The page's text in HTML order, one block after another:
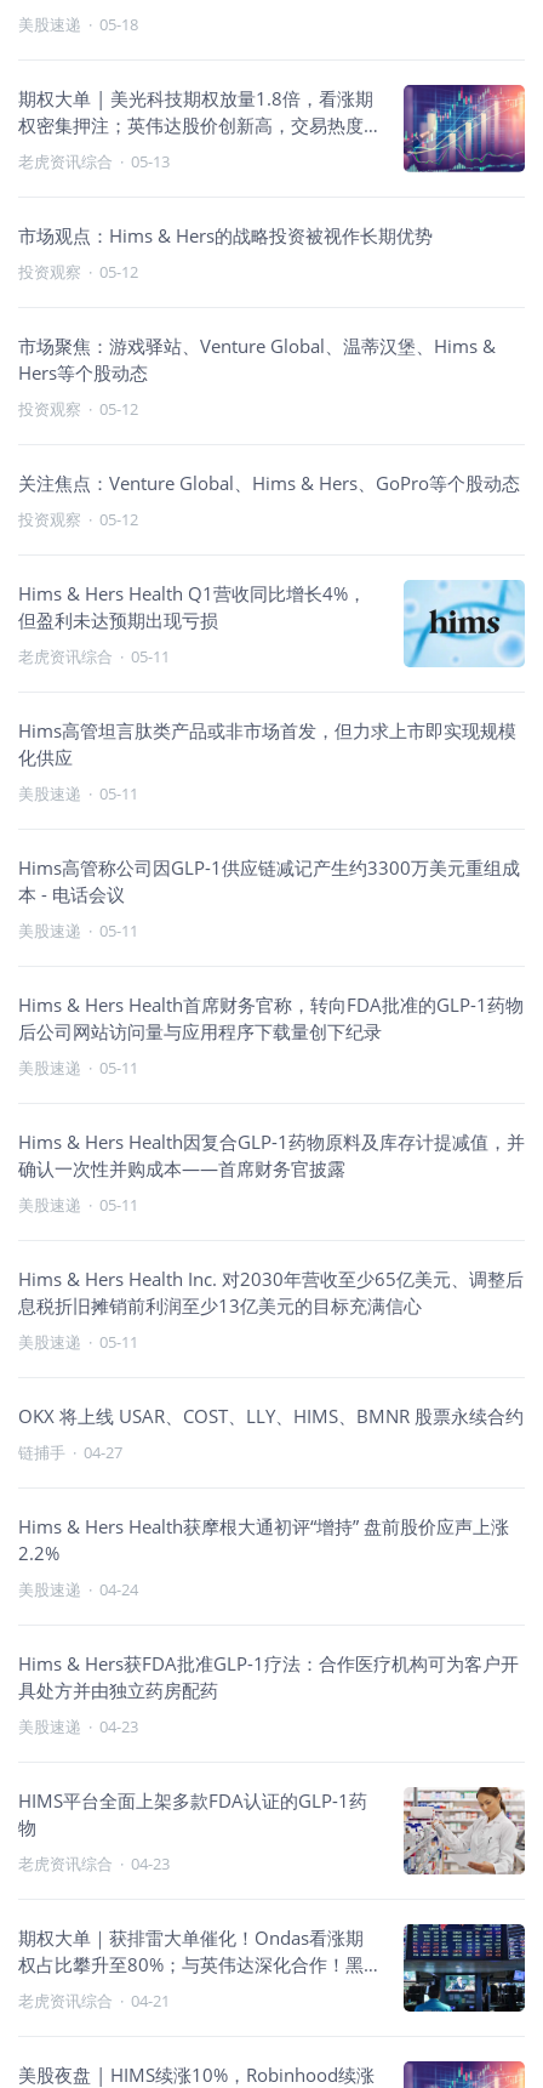
美股速递 · 05-18
期权大单 | 美光科技期权放量1.8倍，看涨期
权密集押注；英伟达股价创新高，交易热度
攀升
老虎资讯综合 · 05-13
市场观点：Hims & Hers的战略投资被视作长期优势
投资观察 · 05-12
市场聚焦：游戏驿站、Venture Global、温蒂汉堡、Hims &
Hers等个股动态
投资观察 · 05-12
关注焦点：Venture Global、Hims & Hers、GoPro等个股动态
投资观察 · 05-12
Hims & Hers Health Q1营收同比增长4%，
但盈利未达预期出现亏损
老虎资讯综合 · 05-11
Hims高管坦言肽类产品或非市场首发，但力求上市即实现规模
化供应
美股速递 · 05-11
Hims高管称公司因GLP-1供应链减记产生约3300万美元重组成
本 - 电话会议
美股速递 · 05-11
Hims & Hers Health首席财务官称，转向FDA批准的GLP-1药物
后公司网站访问量与应用程序下载量创下纪录
美股速递 · 05-11
Hims & Hers Health因复合GLP-1药物原料及库存计提减值，并
确认一次性并购成本——首席财务官披露
美股速递 · 05-11
Hims & Hers Health Inc. 对2030年营收至少65亿美元、调整后
息税折旧摊销前利润至少13亿美元的目标充满信心
美股速递 · 05-11
OKX 将上线 USAR、COST、LLY、HIMS、BMNR 股票永续合约
链捕手 · 04-27
Hims & Hers Health获摩根大通初评“增持” 盘前股价应声上涨
2.2%
美股速递 · 04-24
Hims & Hers获FDA批准GLP-1疗法：合作医疗机构可为客户开
具处方并由独立药房配药
美股速递 · 04-23
HIMS平台全面上架多款FDA认证的GLP-1药
物
老虎资讯综合 · 04-23
期权大单｜获排雷大单催化！Ondas看涨期
权占比攀升至80%；与英伟达深化合作！黑
莓股价飙升，期权成交量激增
老虎资讯综合 · 04-21
美股夜盘 | HIMS续涨10%，Robinhood续涨